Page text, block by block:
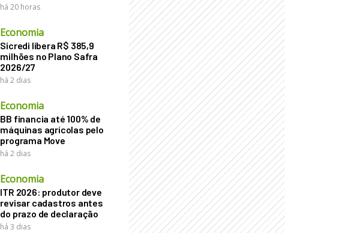
há 20 horas
Economia
Sicredi libera R$ 385,9
milhões no Plano Safra
2026/27
há 2 dias
Economia
BB financia até 100% de
máquinas agrícolas pelo
programa Move
há 2 dias
Economia
ITR 2026: produtor deve
revisar cadastros antes
do prazo de declaração
há 3 dias